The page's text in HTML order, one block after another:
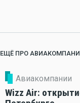
ЕЩЁ ПРО
Авиакомпании
Wizz Air: